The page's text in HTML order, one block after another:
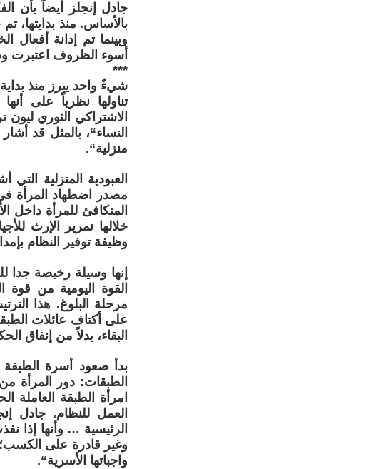
جادل إنجلز أيضاً بأن
بالأساس. منذ بدايتها،
وبينما تم إدانة أفعال
أسوء الظروف اعتبرت
***
شيءٌ واحد يبرز منذ
تناولها نظرياً على
الاشتراكي الثوري
النساء“، بالمثل قد
منزلية“.
العبودية المنزلية
مصدر اضطهاد المرأة في
المتكافئ للمرأة داخل
خلالها تمرير الإرث
وظيفة توفير النظام
إنها وسيلة رخيصة جدا
القوة اليومية من قوة
مرحلة البلوغ. هذا
على أكتاف عائلات
البقاء، بدلاً من إنفاق
بدأ صعود أسرة الطبقة
الطبقات: دور المرأة
امرأة الطبقة العاملة
العمل للنظام. جادل
الرئيسية … وأنها إذا
وغير قادرة على
واجباتها الأسرية“.